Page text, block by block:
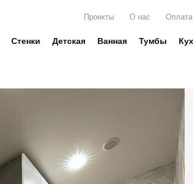
Проекты О нас
Стенки Детская Ванная Тумбы